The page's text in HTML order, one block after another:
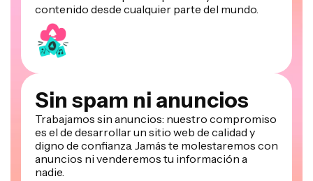
Sin spam ni anuncios
Trabajamos sin anuncios: nuestro compromiso
es el de desarrollar un sitio web de calidad y
digno de confianza. Jamás te molestaremos con
anuncios ni venderemos tu información a
nadie.